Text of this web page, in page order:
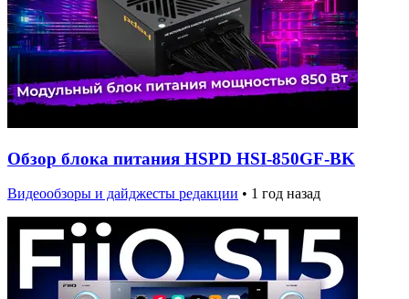
Обзор блока питания HSPD HSI-850GF-BK
Видеообзоры и дайджесты редакции • 1 год назад